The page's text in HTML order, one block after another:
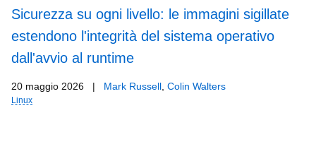
Sicurezza su ogni livello: le immagini sigillate
estendono l'integrità del sistema operativo
dall'avvio al runtime
20 maggio 2026 | Mark Russell Colin Walters
Linux